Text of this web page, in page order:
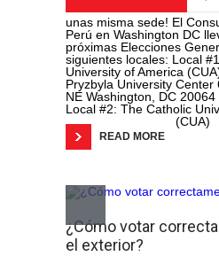
unas misma sede! El
Perú en Washington DC
próximas Elecciones
siguientes locales: Local
University of America
Pryzbyla University Center
NE Washington, DC
Local #2: The Catholic
(CUA)
READ MORE
¿Cómo votar
el exterior?